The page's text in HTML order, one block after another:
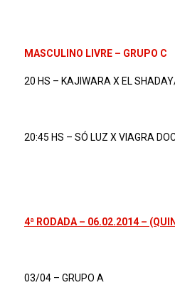
MASCULINO LIVRE – GRUPO C
20 HS – KAJIWARA X EL
20:45 HS – SÓ LUZ X VIAGRA
4ª RODADA – 06.02.2014 –
03/04 – GRUPO A